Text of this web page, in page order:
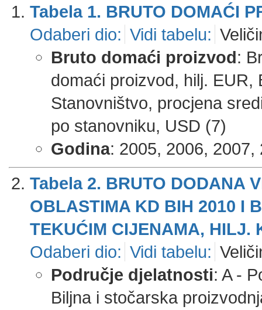
Tabela 1. BRUTO DOMAĆI
Odaberi dio: Vidi tabelu:
Bruto domaći proizvod:
domaći proizvod, hilj. EUR,
Stanovništvo, procjena
po stanovniku, USD (7)
Godina: 2005, 2006,
Tabela 2. BRUTO DODANA
OBLASTIMA KD BIH 2010 I
TEKUĆIM CIJENAMA, HILJ.
Odaberi dio: Vidi tabelu:
Područje djelatnosti: A -
Biljna i stočarska